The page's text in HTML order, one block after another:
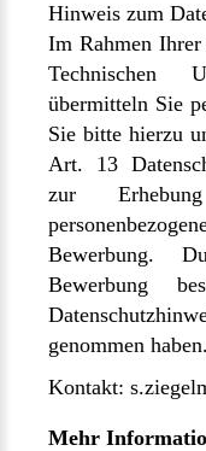
Hinweis zum
Im Rahmen
Technischen
übermitteln Sie
Sie bitte hierzu
Art. 13
zur
Bewerbung.
Bewerbung
genommen haben.
Kontakt:
Mehr